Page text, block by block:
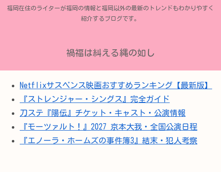
福岡在住のライターが福岡の情報と福岡以外の最新のトレンドもわかりやすく
紹介するブログです。
禍福は糾える縄の如し
Netflixサスペンス映画おすすめランキング【最新版】
『ストレンジャー・シングス』完全ガイド
刀ステ『陽伝』チケット・キャスト・公演情報
『モーツァルト！』2027 京本大我・全国公演日程
『エノーラ・ホームズの事件簿3』結末・犯人考察